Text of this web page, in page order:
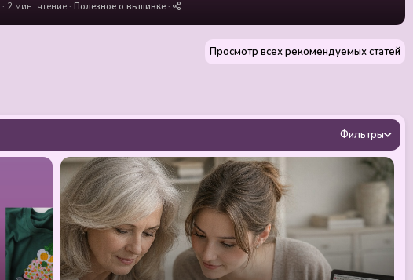
2 мин. чтение Полезное о вышивке
Просмотр всех рекомендуемых статей
Фильтры